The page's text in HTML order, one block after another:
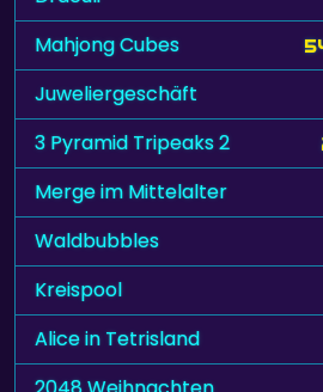
Mahjong Cubes
Juweliergeschäft
3 Pyramid Tripeaks 2
Merge im Mittelalter
Waldbubbles
Kreispool
Alice in Tetrisland